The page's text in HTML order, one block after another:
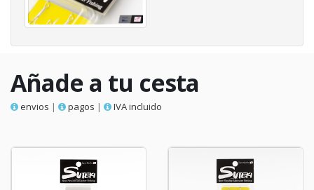
Añade a tu cesta
envios | pagos | IVA incluido